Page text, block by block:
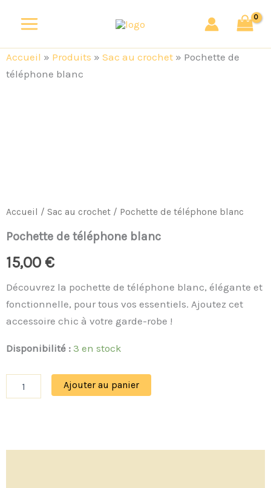
Accueil » Produits » Sac au crochet » Pochette de
téléphone blanc
Accueil / Sac au crochet / Pochette de téléphone blanc
Pochette de téléphone blanc
15,00 €
Découvrez la pochette de téléphone blanc, élégante et
fonctionnelle, pour tous vos essentiels. Ajoutez cet
accessoire chic à votre garde-robe !
Disponibilité : 3 en stock
Ajouter au panier